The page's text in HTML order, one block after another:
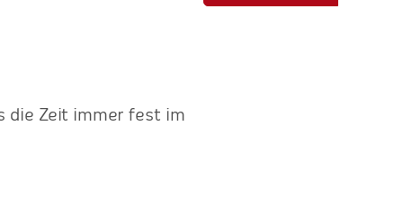
die Zeit immer fest im